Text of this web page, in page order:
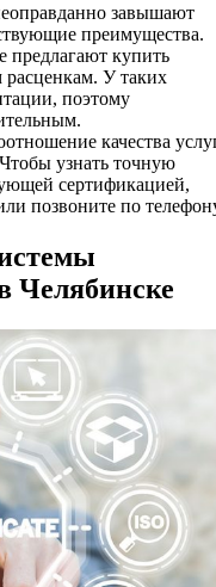
завышают
преимущества.
предлагают купить
расценкам. У таких
поэтому
качества
узнать точную
сертификацией,
позвоните по
Челябинске